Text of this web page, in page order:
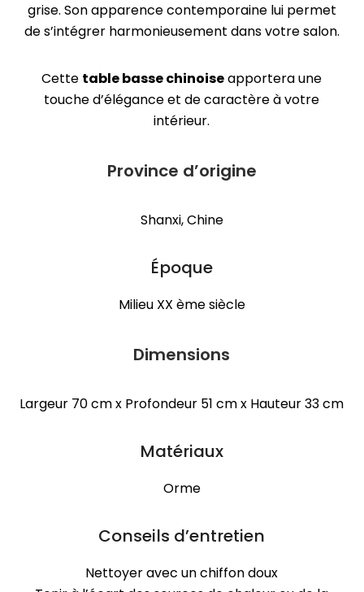
grise. Son apparence contemporaine lui permet
de s’intégrer harmonieusement dans votre salon.
Cette table basse chinoiseapportera une
touche d’élégance et de caractère à votre
intérieur.
Province d’origine
Shanxi, Chine
Époque
Milieu XX ème siècle
Dimensions
Largeur 70 cm x Profondeur 51 cm x Hauteur 33 cm
Matériaux
Orme
Conseils d’entretien
Nettoyer avec un chiffon doux